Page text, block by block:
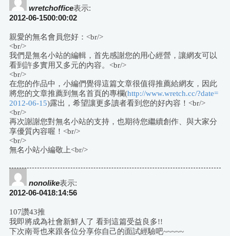
論
導
航
wretchoffice表示:
2012-06-1500:00:02
親愛的無名會員您好：<br/>
<br/>
我們是無名小站的編輯，首先感謝您的用心經營，讓網友可以
看到許多實用又多元的內容。<br/>
<br/>
在您的作品中，小編們覺得這篇文章很值得推薦給網友，因此
將您的文章推薦到無名首頁的專欄(http://www.wretch.cc/?date=
2012-06-15)露出，希望讓更多讀者看到您的好內容！<br/>
<br/>
再次謝謝您對無名小站的支持，也期待您繼續創作、與大家分
享優質內容喔！<br/>
<br/>
無名小站小編敬上<br/>
nonolike表示:
2012-06-0418:14:56
107讚43推
我即將成為社會新鮮人了 看到這篇受益良多!!
下次南哥也來跟各位分享你自己的面試經驗吧~~~~~